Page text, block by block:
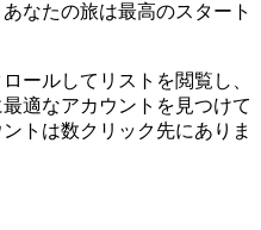
なたの旅は最高のスタート
ールしてリストを閲覧し、
適なアカウントを見つけて
トは数クリック先にありま